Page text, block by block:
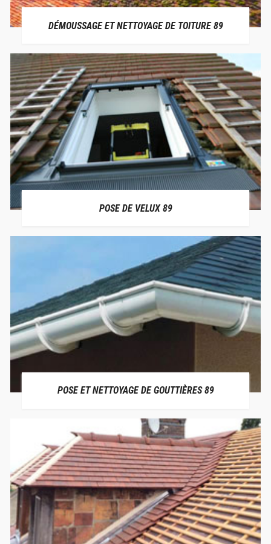
DÉMOUSSAGE ET NETTOYAGE DE TOITURE 89
POSE DE VELUX 89
POSE ET NETTOYAGE DE GOUTTIÈRES 89